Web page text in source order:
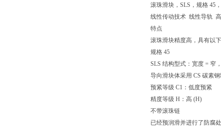
滚珠滑块，SLS，规格 45
线性传动技术 线性导轨
特点
滚珠滑块精度高，具有以
规格 45
SLS 结构型式：宽度 = 窄
导向滑块体采用 CS 碳素
预紧等级 C1：低度预紧
精度等级 H：高 (H)
不带滚珠链
已经预润滑并进行了防腐